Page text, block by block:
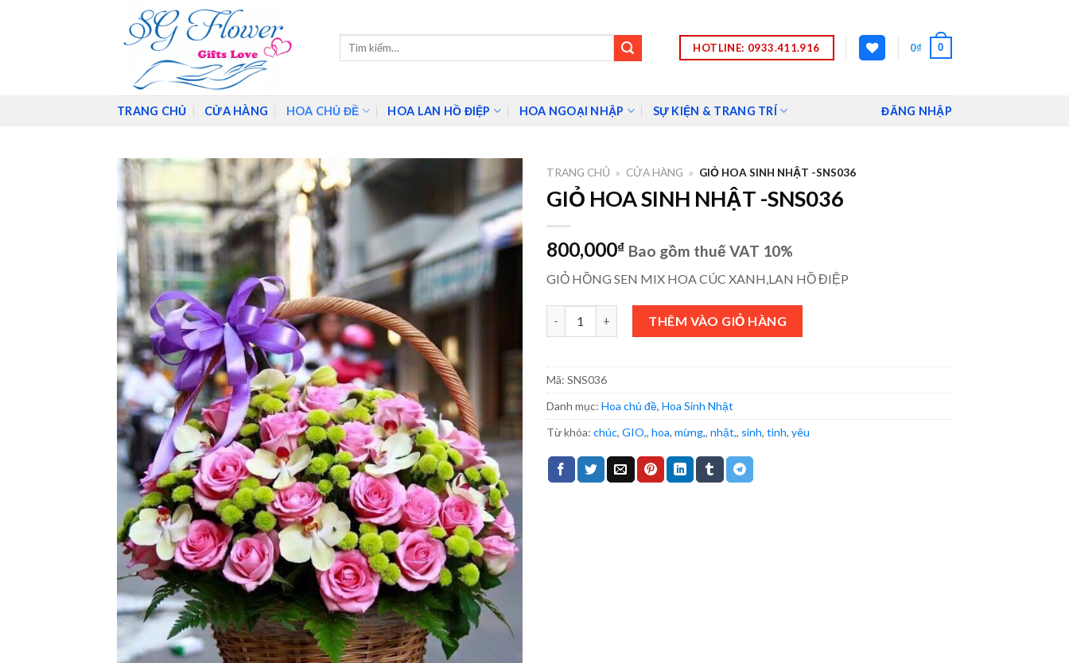
Tìm
HOTLINE: 0933.411.916 0₫ 0
TRANG CHỦ CỬA HÀNG HOA CHỦ ĐỀ HOA LAN HỒ ĐIỆP HOA NGOẠI NHẬP SỰ KIỆN & TRANG TRÍ ĐĂNG NHẬP
TRANG CHỦ » CỬA HÀNG » GIỎ HOA SINH NHẬT -SNS036
GIỎ HOA SINH NHẬT -SNS036
800,000₫ Bao gồm thuế VAT 10%
GIỎ HỒNG SEN MIX HOA CÚC XANH,LAN HỒ ĐIỆP
GIỎ HOA SINH NHẬT -SNS036 số lượng
THÊM VÀO GIỎ HÀNG
Mã: SNS036
Danh mục: Hoa chủ đề, Hoa Sinh Nhật
Từ khóa: chúc, GIO,, hoa, mừng,, nhật,, sinh, tình, yêu